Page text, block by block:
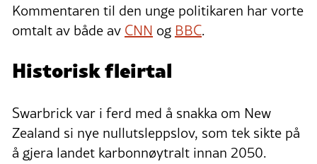
Kommentaren til den unge politikaren har vorte
omtalt av både av CNN og BBC.
Historisk fleirtal
Swarbrick var i ferd med å snakka om New
Zealand si nye nullutsleppslov, som tek sikte på
å gjera landet karbonnøytralt innan 2050.